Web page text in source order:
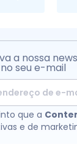
a nossa
seu e-mail
que a
e de